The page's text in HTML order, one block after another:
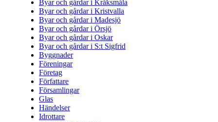
Byar och gårdar i Kråksmåla
Byar och gårdar i Kristvalla
Byar och gårdar i Madesjö
Byar och gårdar i Örsjö
Byar och gårdar i Oskar
Byar och gårdar i S:t Sigfrid
Byggnader
Föreningar
Företag
Författare
Församlingar
Glas
Händelser
Idrottare